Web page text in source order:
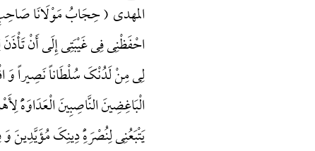
المهدی ( حِجَابُ مَوْلَانَا صَاحِبِ
احْفَظْنِی فِی غَیْبَتِی إِلَی أَنْ
لِی مِنْ لَدُنْکَ سُلْطَاناً نَصِیراً وَ
الْبَاغِضِینَ النَّاصِبِینَ
یَتْبَعُنِی لِنُصْرَهًِْ دِینِکَ